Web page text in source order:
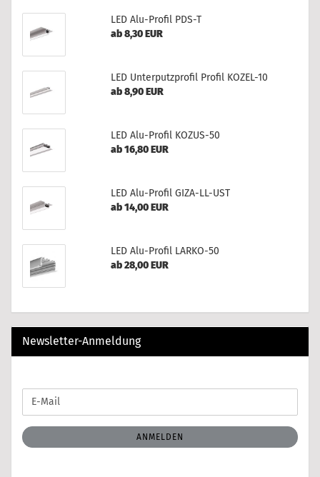
LED Alu-Profil PDS-T
ab 8,30 EUR
LED Unterputzprofil Profil KOZEL-10
ab 8,90 EUR
LED Alu-Profil KOZUS-50
ab 16,80 EUR
LED Alu-Profil GIZA-LL-UST
ab 14,00 EUR
LED Alu-Profil LARKO-50
ab 28,00 EUR
Newsletter-Anmeldung
ZUR
ANMELDUNG
E-
Mail
ANMELDEN